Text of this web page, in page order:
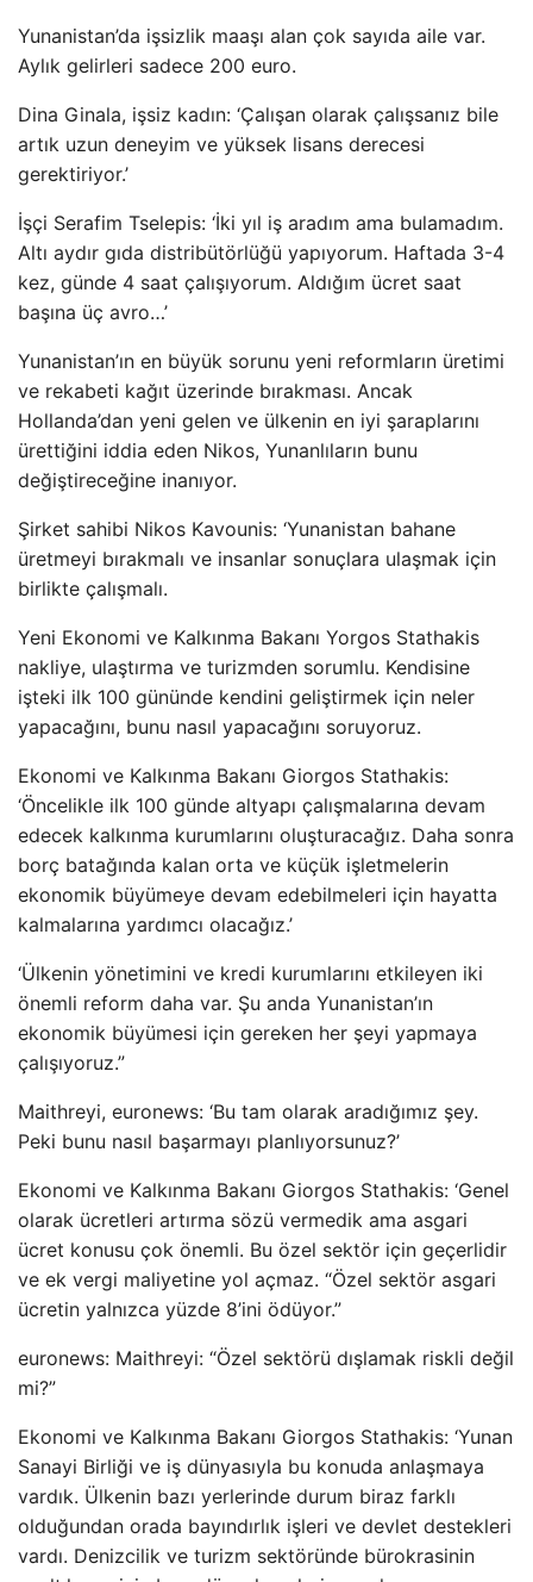
Yunanistan’da işsizlik maaşı alan çok sayıda aile var.
Aylık gelirleri sadece 200 euro.
Dina Ginala, işsiz kadın: ‘Çalışan olarak çalışsanız bile
artık uzun deneyim ve yüksek lisans derecesi
gerektiriyor.’
İşçi Serafim Tselepis: ‘İki yıl iş aradım ama bulamadım.
Altı aydır gıda distribütörlüğü yapıyorum. Haftada 3-4
kez, günde 4 saat çalışıyorum. Aldığım ücret saat
başına üç avro…’
Yunanistan’ın en büyük sorunu yeni reformların üretimi
ve rekabeti kağıt üzerinde bırakması. Ancak
Hollanda’dan yeni gelen ve ülkenin en iyi şaraplarını
ürettiğini iddia eden Nikos, Yunanlıların bunu
değiştireceğine inanıyor.
Şirket sahibi Nikos Kavounis: ‘Yunanistan bahane
üretmeyi bırakmalı ve insanlar sonuçlara ulaşmak için
birlikte çalışmalı.
Yeni Ekonomi ve Kalkınma Bakanı Yorgos Stathakis
nakliye, ulaştırma ve turizmden sorumlu. Kendisine
işteki ilk 100 gününde kendini geliştirmek için neler
yapacağını, bunu nasıl yapacağını soruyoruz.
Ekonomi ve Kalkınma Bakanı Giorgos Stathakis:
‘Öncelikle ilk 100 günde altyapı çalışmalarına devam
edecek kalkınma kurumlarını oluşturacağız. Daha sonra
borç batağında kalan orta ve küçük işletmelerin
ekonomik büyümeye devam edebilmeleri için hayatta
kalmalarına yardımcı olacağız.’
‘Ülkenin yönetimini ve kredi kurumlarını etkileyen iki
önemli reform daha var. Şu anda Yunanistan’ın
ekonomik büyümesi için gereken her şeyi yapmaya
çalışıyoruz.”
Maithreyi, euronews: ‘Bu tam olarak aradığımız şey.
Peki bunu nasıl başarmayı planlıyorsunuz?’
Ekonomi ve Kalkınma Bakanı Giorgos Stathakis: ‘Genel
olarak ücretleri artırma sözü vermedik ama asgari
ücret konusu çok önemli. Bu özel sektör için geçerlidir
ve ek vergi maliyetine yol açmaz. “Özel sektör asgari
ücretin yalnızca yüzde 8’ini ödüyor.”
euronews: Maithreyi: “Özel sektörü dışlamak riskli değil
mi?”
Ekonomi ve Kalkınma Bakanı Giorgos Stathakis: ‘Yunan
Sanayi Birliği ve iş dünyasıyla bu konuda anlaşmaya
vardık. Ülkenin bazı yerlerinde durum biraz farklı
olduğundan orada bayındırlık işleri ve devlet destekleri
vardı. Denizcilik ve turizm sektöründe bürokrasinin